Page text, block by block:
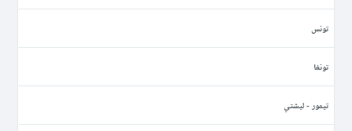
تونس
تونغا
تيمور - ليشتي